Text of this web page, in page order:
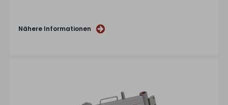
Nähere Informationen